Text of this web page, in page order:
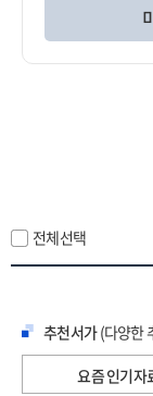
전체선택
추천서가(다양한
요즘 인기자